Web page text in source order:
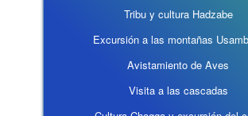
Tribu y cultura Hadzabe
Excursión a las montañas
Avistamiento de Aves
Visita a las cascadas